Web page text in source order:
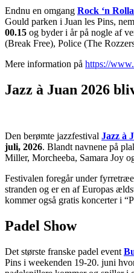
Endnu en omgang Rock ‘n
Gould parken i Juan les Pins,
00.15 og byder i år på nogle af
(Break Free), Police (The
Mere information på https://
Jazz à Juan 2026
Den berømte jazzfestival Jazz à
juli, 2026. Blandt navnene på
Miller, Morcheeba, Samara Joy
Festivalen foregår under
stranden og er en af Europas
kommer også gratis koncerter i
Padel Show
Det største franske padel event
Pins i weekenden 19-20. juni